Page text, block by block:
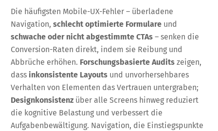
Die häufigsten Mobile-UX-Fehler – überladene
Navigation,schlecht optimierte Formulare und
schwache oder nicht abgestimmte CTAs – senken die
Conversion-Raten direkt, indem sie Reibung und
Abbrüche erhöhen. Forschungsbasierte Audits zeigen,
dassinkonsistente Layouts und unvorhersehbares
Verhalten von Elementen das Vertrauen untergraben;
Designkonsistenz über alle Screens hinweg reduziert
die kognitive Belastung und verbessert die
Aufgabenbewältigung. Navigation, die Einstiegspunkte